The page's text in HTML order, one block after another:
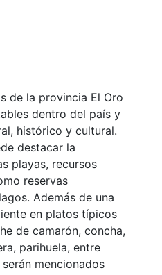
de la provincia El Oro
dentro del país y
histórico y cultural.
destacar la
playas, recursos
reservas
Además de una
en platos típicos
de camarón, concha,
parihuela, entre
mencionados